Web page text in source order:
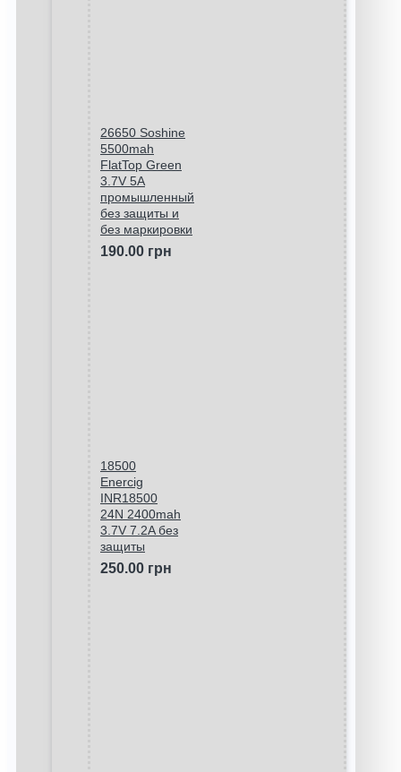
26650 Soshine
5500mah
FlatTop Green
3.7V 5A
промышленный
без защиты и
без маркировки
190.00 грн
18500
Enercig
INR18500
24N 2400mah
3.7V 7.2A без
защиты
250.00 грн